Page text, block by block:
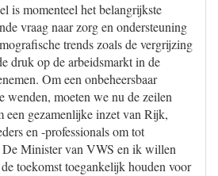
is momenteel het belangrijkste
vraag naar zorg en ondersteuning
trends zoals de vergrijzing
druk op de arbeidsmarkt in de
Om een onbeheersbaar
wenden, moeten we nu de zeilen
een gezamenlijke inzet van Rijk,
en -professionals om tot
De Minister van VWS en ik willen
toekomst toegankelijk houden voor